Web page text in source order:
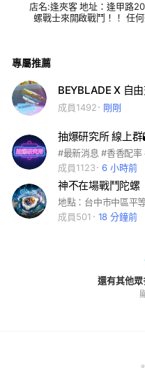
店名:逢夾客 地址：逢甲路
螺戰士來開啟戰鬥！！ 任
專屬推薦
BEYBLADE X 自
成員1492 剛剛
抽爆研究所 線上群
#最新消息 #香香配率
成員1123
6 小時前
神不在場戰鬥陀螺
地點：台中市中區平
成員501
18 分鐘前
還有其他